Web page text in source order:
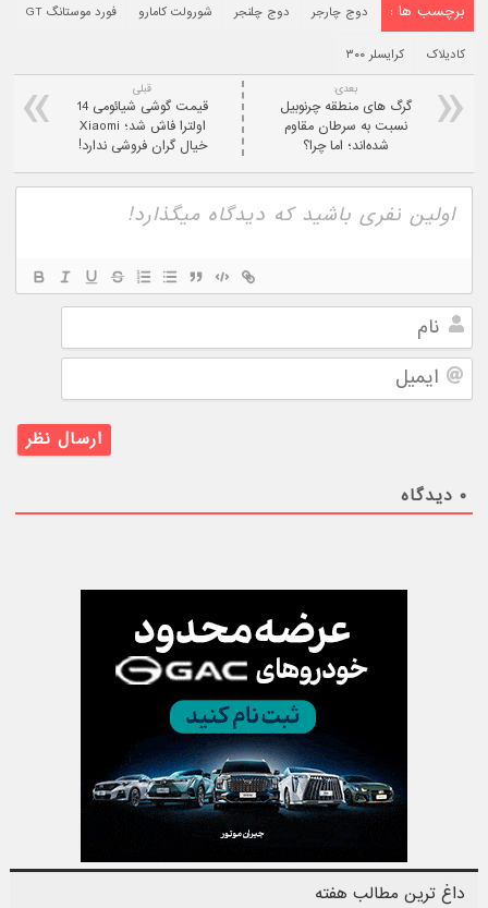
برچسب ها : دوج چارجر دوج چلنجر شورولت کامارو فورد موستانگ GT
کادیلاک کرایسلر ۳۰۰
قبلی
قیمت گوشی شیائومی 14
اولترا فاش شد؛ Xiaomi
خیال گران فروشی ندارد!
بعدی:
گرگ های منطقه چرنوبیل
نسبت به سرطان مقاوم
شده‌اند؛ اما چرا؟
نام
ایمیل
۰ دیدگاه
داغ ترین مطالب هفته